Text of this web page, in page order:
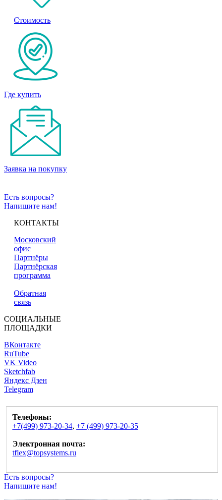
Стоимость
Где купить
Заявка на покупку
Есть вопросы?
Напишите нам!
КОНТАКТЫ
Московский
офис
Партнёры
Партнёрская
программа
Обратная
связь
СОЦИАЛЬНЫЕ
ПЛОЩАДКИ
ВКонтакте
RuTube
VK Video
Sketchfab
Яндекс Дзен
Telegram
Телефоны:
+7(499) 973-20-34, +7 (499) 973-20-35
Электронная почта:
tflex@topsystems.ru
Есть вопросы?
Напишите нам!